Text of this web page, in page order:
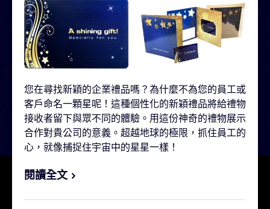
您在尋找新穎的企業禮品嗎？為什麼不為您的員工或
客戶命名一顆星呢！這種個性化的新穎禮品將給禮物
接收者留下與眾不同的體驗。用這份神奇的禮物展示
合作對貴公司的意義。超越地球的極限，抓住員工的
心，就像捕捉住宇宙中的星星一樣！
閱讀全文